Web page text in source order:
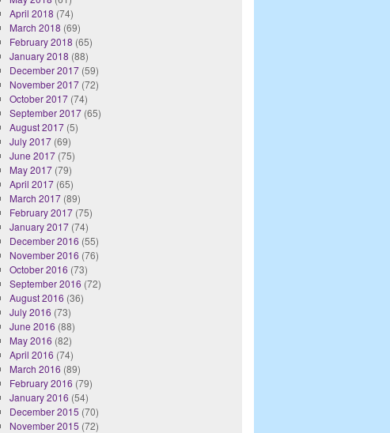
April 2018 (74)
March 2018 (69)
February 2018 (65)
January 2018 (88)
December 2017(59)
November 2017(72)
October 2017(74)
September 2017(65)
August 2017(5)
July 2017(69)
June 2017(75)
May 2017(79)
April 2017(65)
March 2017(89)
February 2017(75)
January 2017(74)
December 2016 (55)
November 2016 (76)
October 2016 (73)
September 2016 (72)
August 2016 (36)
July 2016 (73)
June 2016 (88)
May 2016 (82)
April 2016 (74)
March 2016 (89)
February 2016 (79)
January 2016 (54)
December 2015 (70)
November 2015 (72)